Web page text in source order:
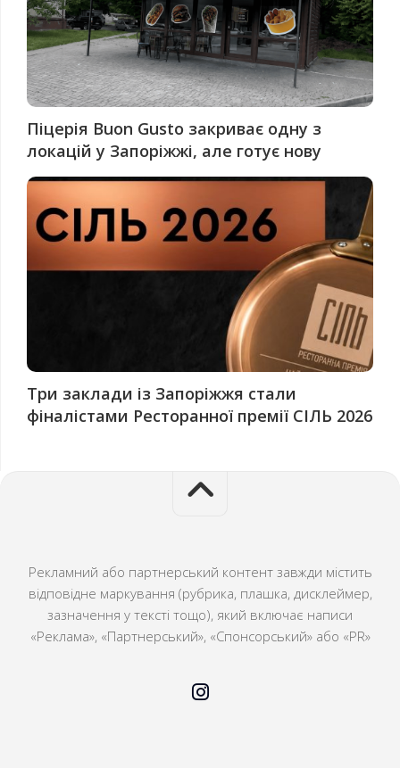
Піцерія Buon Gusto закриває одну з
локацій у Запоріжжі, але готує нову
Три заклади із Запоріжжя стали
фіналістами Ресторанної премії СІЛЬ 2026
Рекламний або партнерський контент завжди містить
відповідне маркування (рубрика, плашка, дисклеймер,
зазначення у тексті тощо), який включає написи
«Реклама», «Партнерський», «Спонсорський» або «PR»